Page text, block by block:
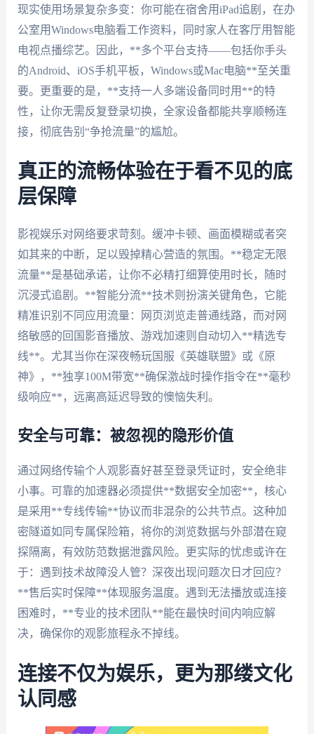
现实使用场景复杂多变：你可能在宿舍用iPad追剧，在办
公室用Windows电脑看工作资料，同时家人在客厅用智能
电视点播综艺。因此，**多个平台支持——包括你手头
的Android、iOS手机平板，Windows或Mac电脑**至关重
要。更重要的是，**支持一人多端设备同时用**的特
性，让你无需反复登录切换，全家设备都能共享顺畅连
接，彻底告别“争抢流量”的尴尬。
真正的流畅体验在于看不见的底
层保障
影视娱乐对网络要求苛刻。缓冲卡顿、画面模糊或者突
如其来的中断，足以毁掉精心营造的氛围。**稳定无限
流量**是基础承诺，让你不必精打细算使用时长，随时
沉浸式追剧。**智能分流**技术则扮演关键角色，它能
精准识别不同应用流量：网页浏览走普通线路，而对网
络敏感的回国影音播放、游戏加速则自动切入**精选专
线**。尤其当你在深夜畅玩国服《英雄联盟》或《原
神》，**独享100M带宽**确保激战时操作指令在**毫秒
级响应**，远离高延迟导致的懊恼失利。
安全与可靠：被忽视的隐形价值
通过网络传输个人观影喜好甚至登录凭证时，安全绝非
小事。可靠的加速器必须提供**数据安全加密**，核心
是采用**专线传输**协议而非混杂的公共节点。这种加
密隧道如同专属保险箱，将你的浏览数据与外部潜在窥
探隔离，有效防范数据泄露风险。更实际的忧虑或许在
于：遇到技术故障没人管？深夜出现问题次日才回应？
**售后实时保障**体现服务温度。遇到无法播放或连接
困难时，**专业的技术团队**能在最快时间内响应解
决，确保你的观影旅程永不掉线。
连接不仅为娱乐，更为那缕文化
认同感